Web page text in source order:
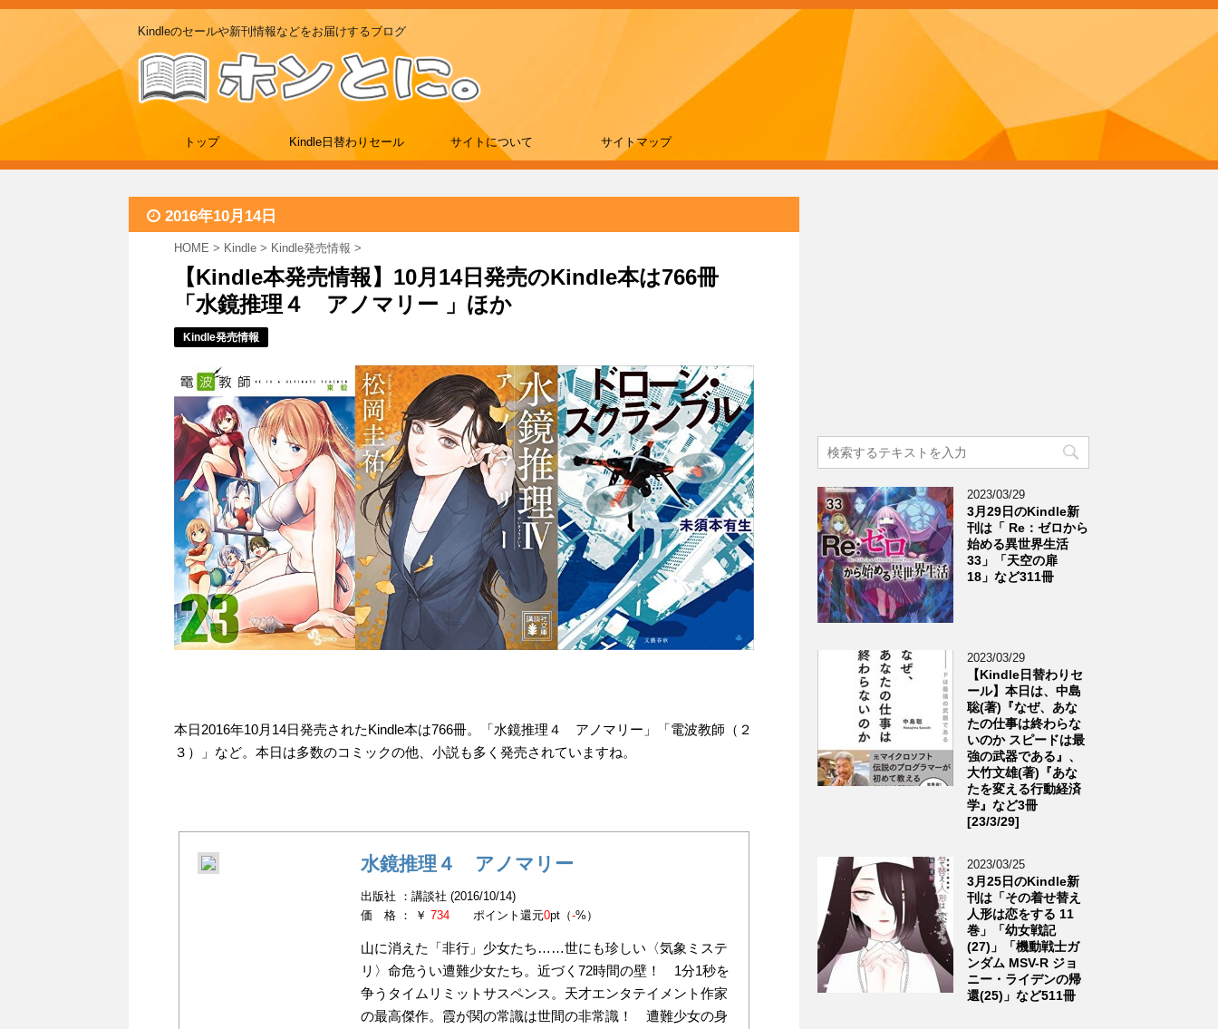
Kindleのセールや新刊情報などをお届けするブログ
トップ Kindle日替わりセール サイトについて サイトマップ
2016年10月14日
HOME > Kindle > Kindle発売情報 >
【Kindle本発売情報】10月14日発売のKindle本は766冊
「水鏡推理４ アノマリー 」ほか
Kindle発売情報
本日2016年10月14日発売されたKindle本は766冊。「水鏡推理４ アノマリー」「電波教師（２
３）」など。本日は多数のコミックの他、小説も多く発売されていますね。
水鏡推理４ アノマリー
出版社 ：講談社 (2016/10/14)
価 格 ： ￥734 ポイント還元0pt（-%）
山に消えた「非行」少女たち……世にも珍しい〈気象ミステ
リ〉命危うい遭難少女たち。近づく72時間の壁！ 1分1秒を
争うタイムリミットサスペンス。天才エンタテイメント作家
の最高傑作。霞が関の常識は世間の非常識！ 遭難少女の身
2023/03/29
3月29日のKindle新
刊は「 Re：ゼロから
始める異世界生活
33」「天空の扉
18」など311冊
2023/03/29
【Kindle日替わりセ
ール】本日は、中島
聡(著)『なぜ、あな
たの仕事は終わらな
いのか スピードは最
強の武器である』、
大竹文雄(著)『あな
たを変える行動経済
学』など3冊
[23/3/29]
2023/03/25
3月25日のKindle新
刊は「その着せ替え
人形は恋をする 11
巻」「幼女戦記
(27)」「機動戦士ガ
ンダム MSV-R ジョ
ニー・ライデンの帰
還(25)」など511冊